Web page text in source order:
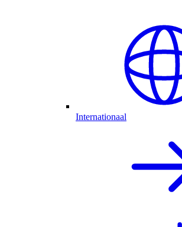
Internationaal